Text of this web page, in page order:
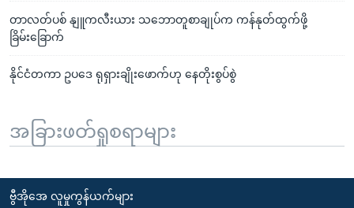
တာလတ်ပစ် နျူကလီးယား သဘောတူစာချုပ်က ကန်နုတ်ထွက်ဖို့
ခြိမ်းခြောက်
နိုင်ငံတကာ ဥပဒေ ရုရှားချိုးဖောက်ဟု နေတိုးစွပ်စွဲ
အခြားဖတ်ရှုစရာများ
ဗွီအိုအေ လူမှုကွန်ယက်များ